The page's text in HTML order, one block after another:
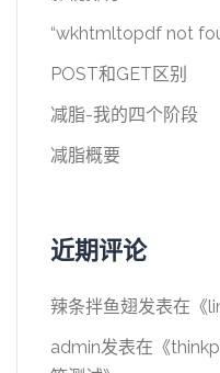
“wkhtmltopdf not
POST和GET区别
减脂-我的四个阶段
减脂概要
近期评论
辣条拌鱼翅发表在《
admin发表在《